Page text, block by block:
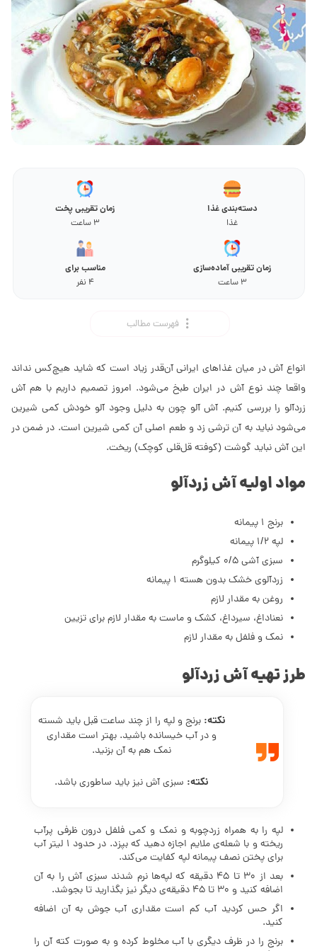
دسته‌بندی غذا
غذا
زمان تقریبی پخت
3 ساعت
زمان تقریبی آماده‌سازی
3 ساعت
مناسب برای
4 نفر
فهرست مطالب
انواع آش در میان غذاهای ایرانی آن‌قدر زیاد است که شاید هیچ‌کس نداند
واقعا چند نوع آش در ایران طبخ می‌شود. امروز تصمیم داریم با هم آش
زردآلو را بررسی کنیم. آش آلو چون به دلیل وجود آلو خودش کمی شیرین
می‌شود نباید به آن ترشی زد و طعم اصلی آن کمی شیرین است. در ضمن در
این آش نباید گوشت (کوفته قل‌قلی کوچک) ریخت.
مواد اولیه آش زردآلو
برنج 1 پیمانه
لپه 1/2 پیمانه
سبزی آشی 0/5 کیلوگرم
زردآلوی خشک بدون هسته 1 پیمانه
روغن به مقدار لازم
نعناداغ، سیرداغ، کشک و ماست به مقدار لازم برای تزیین
نمک و فلفل به مقدار لازم
طرز تهیه آش زردآلو
نکته: برنج و لپه را از چند ساعت قبل باید شسته
و در آب خیسانده باشید. بهتر است مقداری
نمک هم به آن بزنید.
نکته: سبزی آش نیز باید ساطوری باشد.
لپه را به همراه زردچوبه و نمک و کمی فلفل درون ظرفی پرآب
ریخته و با شعله‌ی ملایم اجازه دهید که بپزد. در حدود 1 لیتر آب
برای پختن نصف پیمانه لپه کفایت می‌کند.
بعد از 30 تا 45 دقیقه که لپه‌ها نرم شدند سبزی آش را به آن
اضافه کنید و 30 تا 45 دقیقه‌ی دیگر نیز بگذارید تا بجوشد.
اگر حس کردید آب کم است مقداری آب جوش به آن اضافه
کنید.
برنج را در ظرف دیگری با آب مخلوط کرده و به صورت کته آن را